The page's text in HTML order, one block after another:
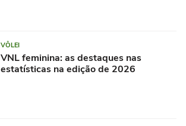
VÔLEI
VNL feminina: as destaques nas
estatísticas na edição de 2026